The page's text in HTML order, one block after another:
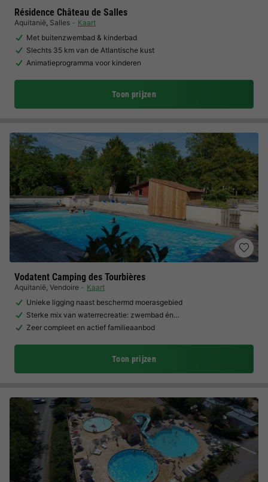
Résidence Château de Salles
Aquitanië, Salles
Kaart
Met buitenzwembad & kinderbad
Slechts 35 km van de Atlantische kust
Animatieprogramma voor kinderen
Toon prijzen
Vodatent Camping des Tourbières
Aquitanië, Vendoire
Kaart
Unieke ligging naast beschermd moerasgebied
Sterke mix van waterrecreatie: zwembad én…
Zeer compleet en actief familieaanbod
Toon prijzen